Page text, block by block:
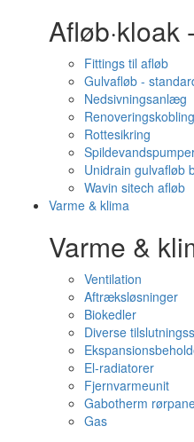
Afløb·kloak
Fittings til afløb
Gulvafløb -
Nedsivningsanlæg
Rottesikring
Unidrain gulvafløb
Wavin sitech afløb
Varme & klima
Varme &
Ventilation
Aftræksløsninger
Biokedler
Diverse
El-radiatorer
Fjernvarmeunit
Gabotherm
Gas